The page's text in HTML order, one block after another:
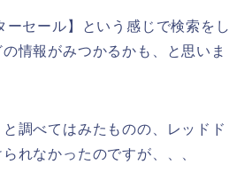
セール】という感じで検索をし
情報がみつかるかも、と思いま
調べてはみたものの、レッドド
れなかったのですが、、、